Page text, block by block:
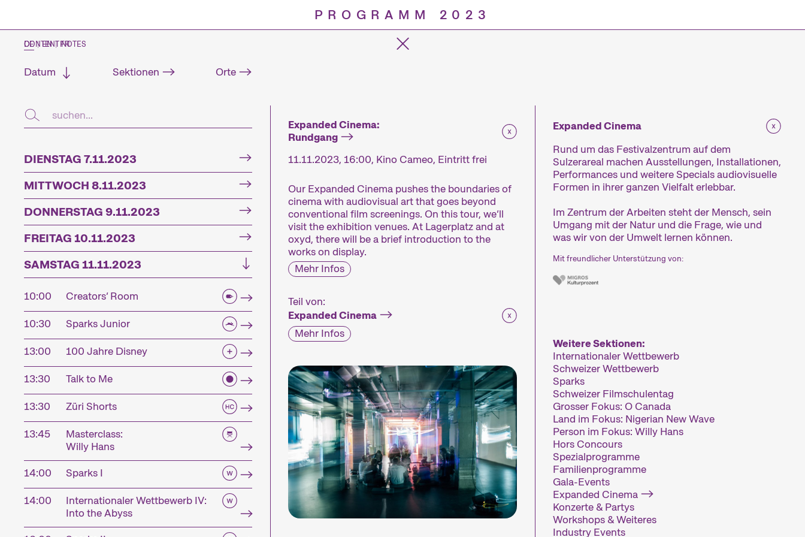
PROGRAMM 2023
CONTENT NOTES
DE | EN | FR
Datum Sektionen Orte
DIENSTAG 7.11.2023
MITTWOCH 8.11.2023
DONNERSTAG 9.11.2023
FREITAG 10.11.2023
SAMSTAG 11.11.2023
10:00 Creators’ Room
10:30 Sparks Junior
13:00 100 Jahre Disney
13:30 Talk to Me
13:30 Züri Shorts
13:45
Masterclass:
Willy Hans
14:00
Sparks I
14:00
Internationaler Wettbewerb IV:
Into the Abyss
Expanded Cinema:
Rundgang
11.11.2023, 16:00, Kino Cameo, Eintritt frei
Our Expanded Cinema pushes the boundaries of
cinema with audiovisual art that goes beyond
conventional film screenings. On this tour, we’ll
visit the exhibition venues. At Lagerplatz and at
oxyd, there will be a brief introduction to the
works on display.
Mehr Infos
Teil von:
Expanded Cinema
Mehr Infos
Expanded Cinema
Rund um das Festivalzentrum auf dem
Sulzerareal machen Ausstellungen, Installationen,
Performances und weitere Specials audiovisuelle
Formen in ihrer ganzen Vielfalt erlebbar.
Im Zentrum der Arbeiten steht der Mensch, sein
Umgang mit der Natur und die Frage, wie und
was wir von der Umwelt lernen können.
Mit freundlicher Unterstützung von:
Weitere Sektionen:
Internationaler Wettbewerb
Schweizer Wettbewerb
Sparks
Schweizer Filmschulentag
Grosser Fokus: O Canada
Land im Fokus: Nigerian New Wave
Person im Fokus: Willy Hans
Hors Concours
Spezialprogramme
Familienprogramme
Gala-Events
Expanded Cinema
Konzerte & Partys
Workshops & Weiteres
Industry Events
Programm